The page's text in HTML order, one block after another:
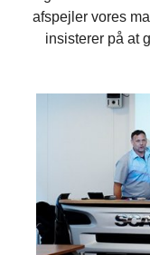
afspejler vores
insisterer på at